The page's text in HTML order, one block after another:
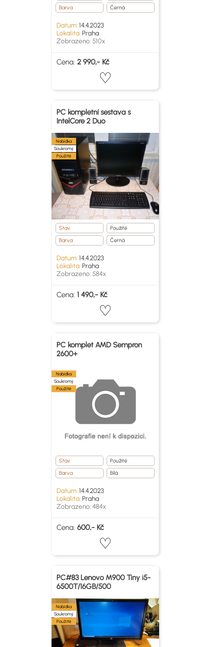
Barva Černá
Datum:14.4.2023
Lokalita:Praha
Zobrazeno: 510x
Cena: 2 990,- Kč
PC kompletní sestava s
IntelCore 2 Duo
Nabídka
Soukromý
Použité
Stav
Použité
Barva
Černá
Datum:14.4.2023
Lokalita:Praha
Zobrazeno: 584x
Cena: 1 490,- Kč
PC komplet AMD Sempron
2600+
Nabídka
Soukromý
Použité
Stav
Použité
Barva
Bílá
Datum:14.4.2023
Lokalita:Praha
Zobrazeno: 484x
Cena: 600,- Kč
PC#83 Lenovo M900 Tiny i5-
6500T/16GB/500
Nabídka
Soukromý
Použité